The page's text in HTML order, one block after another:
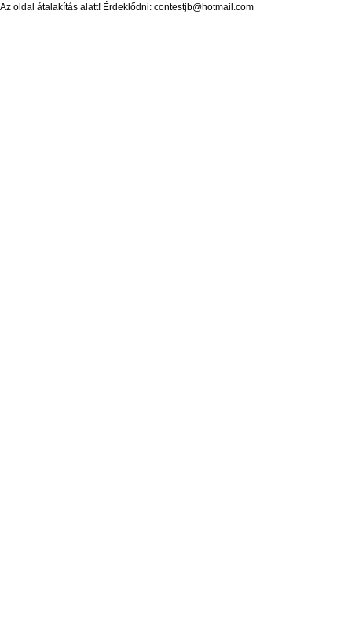
Az oldal átalakítás alatt! Érdeklődni: contestjb@hotmail.com